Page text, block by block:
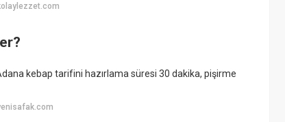
kebap tarifini hazırlama süresi 30 dakika, pişirme